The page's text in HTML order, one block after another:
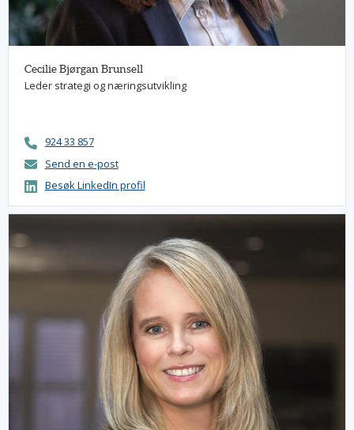
Cecilie Bjørgan Brunsell
Leder strategi og næringsutvikling
924 33 857
Send en e-post
Besøk LinkedIn profil